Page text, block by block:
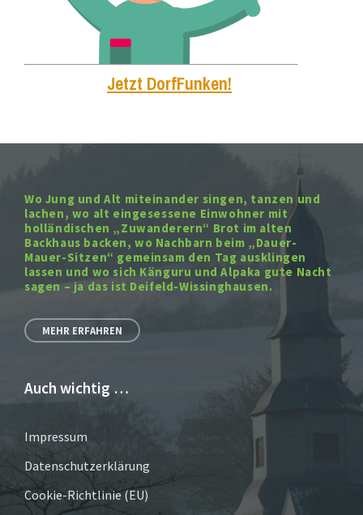
Jetzt DorfFunken!
Wo Jung und Alt miteinander singen, tanzen und
lachen, wo alt eingesessene Einwohner mit
holländischen „Zuwanderern“ Brot im alten
Backhaus backen, wo Nachbarn beim „Dauer-
Mauer-Sitzen“ gemeinsam den Tag ausklingen
lassen und wo sich Känguru und Alpaka gute Nacht
sagen – ja das ist Deifeld-Wissinghausen.
MEHR ERFAHREN
Auch wichtig …
Impressum
Datenschutzerklärung
Cookie-Richtlinie (EU)